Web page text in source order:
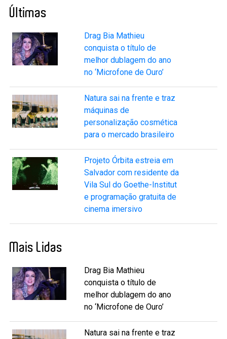
Últimas
Drag Bia Mathieu
conquista o título de
melhor dublagem do ano
no ‘Microfone de Ouro’
Natura sai na frente e traz
máquinas de
personalização cosmética
para o mercado brasileiro
Projeto Órbita estreia em
Salvador com residente da
Vila Sul do Goethe-Institut
e programação gratuita de
cinema imersivo
Mais Lidas
Drag Bia Mathieu
conquista o título de
melhor dublagem do ano
no ‘Microfone de Ouro’
Natura sai na frente e traz